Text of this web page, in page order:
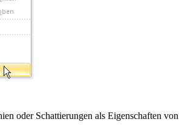
oder Schattierungen als Eigenschaften